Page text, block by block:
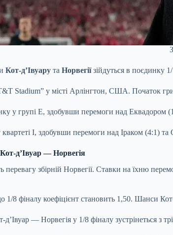
Кот-д’Івуару та Норвегіїзійдуться в поєдинку
Stadium” у місті Арлінгтон, США. Початок
у групі E, здобувши перемоги над
I, здобувши перемоги над Іраком (4:1)
д’Івуар — Норвегія
перевагу збірній Норвегії. Ставки на їхню
1/8 фіналу коефіцієнт становить 1,50. Шанси
— Норвегія у 1/8 фіналу зустрінеться з